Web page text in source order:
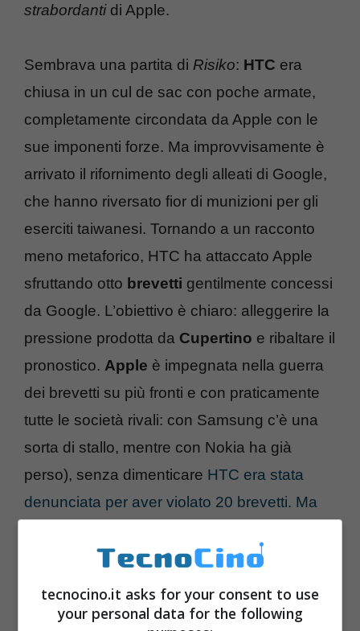
strabordantidi Apple.
Sembrava una partita di Risiko: HTC era
chiusa in un cul de sac con poche armate,
completamente circondata da Apple con le
sue imponenti forze. Ma improvvisamente è
arrivato il rifornimento degli alleati di Google,
che hanno riversato fior di munizioni per gli
eserciti taiwanesi. Tornando a un racconto
meno metaforico, HTC ha attaccato Apple
sfruttando otto brevetti gentilmente concessi
da Google. L’obiettivo è chiaro: alleggerire la
pressione prodotta da Cupertino e ribaltare il
pronostico. Apple è impegnata nella guerra
dei brevetti su più fronti e con praticamente
tutte le società rivali: con Samsung c’è una
sorta di stallo, mentre con Nokia ha già
perso), senza dimenticare HTC era stata
denunciata per aver violato 20 brevetti. Ma
Google che ha passato otto brevetti agli
da Motorola, 3 da Openwave Systeme uno
tecnocino.it asks for your consent to use
your personal data for the following